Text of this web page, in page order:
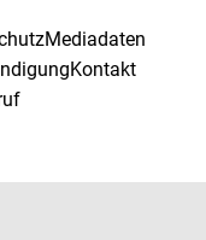
Mediadaten
Kontakt